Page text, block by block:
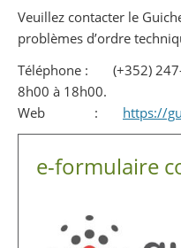
Veuillez contacter le
problèmes d’ordre
Téléphone : (+352)
8h00 à 18h00.
Web : https://
e-formulaire